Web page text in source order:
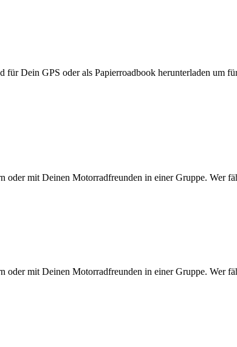
Dein GPS oder als Papierroadbook herunterladen um
mit Deinen Motorradfreunden in einer Gruppe. Wer
mit Deinen Motorradfreunden in einer Gruppe. Wer